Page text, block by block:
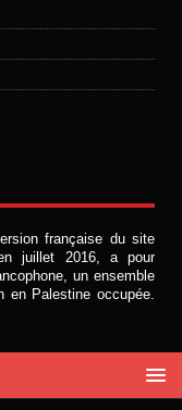
française du site
juillet 2016, a pour
un ensemble
en Palestine occupée.